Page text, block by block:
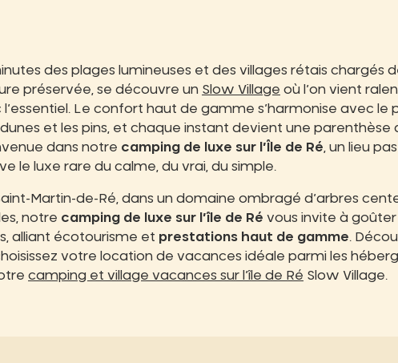
des plages lumineuses et des villages rétais chargés
préservée, se découvre un Slow Village où l’on vient
Le confort haut de gamme s’harmonise avec le
et les pins, et chaque instant devient une parenthèse
dans notre camping de luxe sur l’Île de Ré , un lieu
le luxe rare du calme, du vrai, du simple.
Martin-de-Ré, dans un domaine ombragé d’arbres
notre camping de luxe sur l’île de Ré vous invite à
alliant écotourisme et prestations haut de gamme.
votre location de vacances idéale parmi les
camping et village vacances sur l’île de Ré Slow Village.